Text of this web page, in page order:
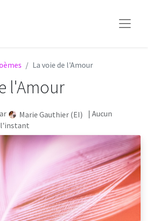
La voie de l'Amour
l'Amour
Marie Gauthier (EI)
| Aucun